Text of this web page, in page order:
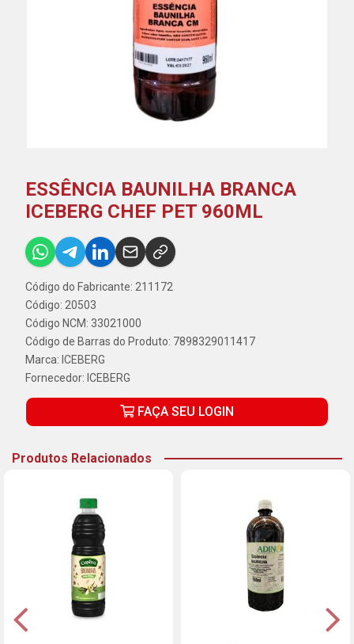
ESSÊNCIA BAUNILHA BRANCA
ICEBERG CHEF PET 960ML
Código do Fabricante: 211172
Código: 20503
Código NCM: 33021000
Código de Barras do Produto: 7898329011417
Marca: ICEBERG
Fornecedor: ICEBERG
FAÇA SEU LOGIN
Produtos Relacionados